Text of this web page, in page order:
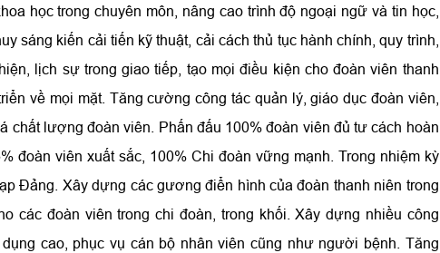
học trong chuyên môn, nâng cao trình độ ngoại ngữ và tin học,
sáng kiến cải tiến kỹ thuật, cải cách thủ tục hành chính, quy trình,
lịch sự trong giao tiếp, tạo mọi điều kiện cho đoàn viên thanh
về mọi mặt. Tăng cường công tác quản lý, giáo dục đoàn viên,
chất lượng đoàn viên. Phấn đấu 100% đoàn viên đủ tư cách hoàn
đoàn viên xuất sắc, 100% Chi đoàn vững mạnh. Trong nhiệm kỳ
Đảng. Xây dựng các gương điển hình của đoàn thanh niên trong
các đoàn viên trong chi đoàn, trong khối. Xây dựng nhiều công
cao, phục vụ cán bộ nhân viên cũng như người bệnh. Tăng